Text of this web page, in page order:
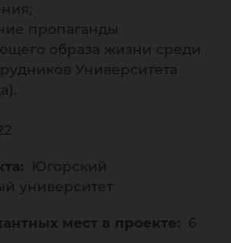
пропаганды
образа жизни среди
Университета
Югорский
университет
мест в проекте: 6